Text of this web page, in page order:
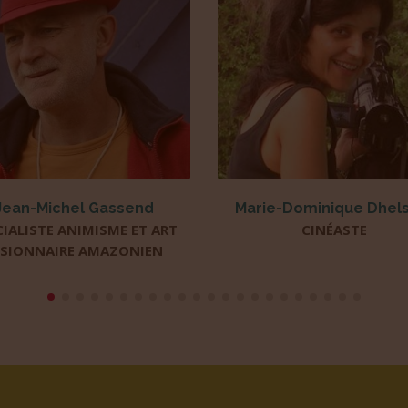
Dominique Dhelsing
CINÉASTE
Marie Fouillet
COMÉDIENNE